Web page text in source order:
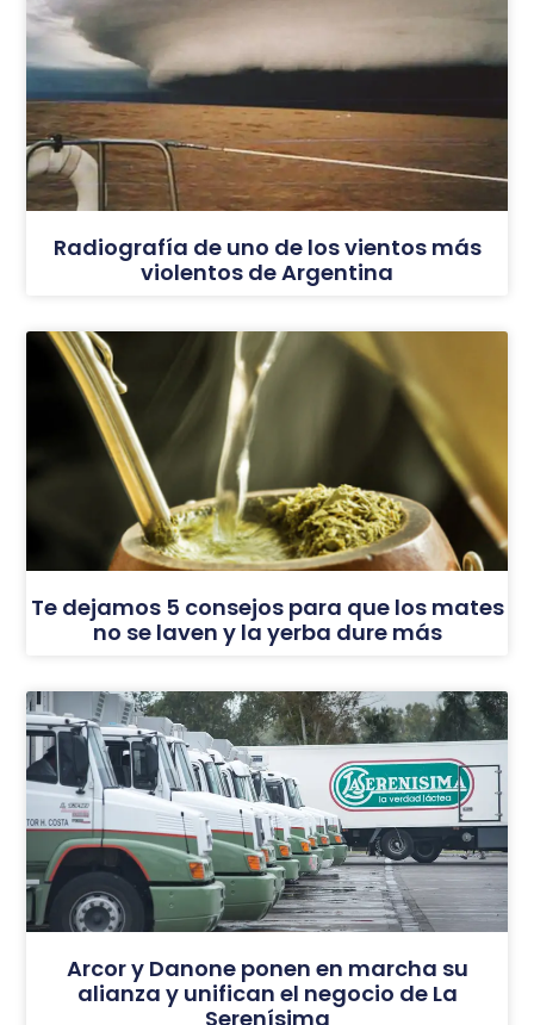
Radiografía de uno de los vientos más
violentos de Argentina
Te dejamos 5 consejos para que los mates
no se laven y la yerba dure más
Arcor y Danone ponen en marcha su
alianza y unifican el negocio de La
Serenísima